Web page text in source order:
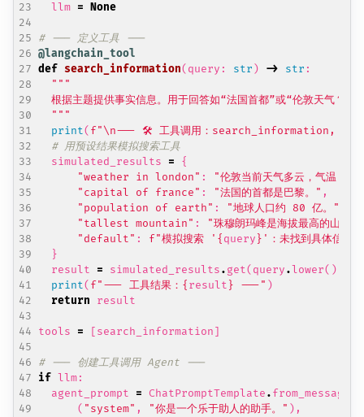
llm = None
# --- 定义工具 ---
@langchain_tool
def search_information( query : str ) -> str :
  """
print( f"\n--- 🛠️ 工具调用：search_information, 查
# 用预设结果模拟搜索工具
simulated_results
=
{
"weather in london" :
"伦敦当前天气多云，气温
"capital of france" : "法国的首都是巴黎。" ,
"population of earth" : "地球人口约 80 亿。"
"tallest mountain" :
"珠穆朗玛峰是海拔最高的山峰
"default" : f"模拟搜索 ' { query } '：未找到具体信息
}
result
= simulated_results.get( query.lower(),
print( f"--- 工具结果： { result } ---" )
return
result
tools = [search_information]
# --- 创建工具调用 Agent ---
if llm:
agent_prompt
= ChatPromptTemplate.from_messages
( "system" , "你是一个乐于助人的助手。" ),